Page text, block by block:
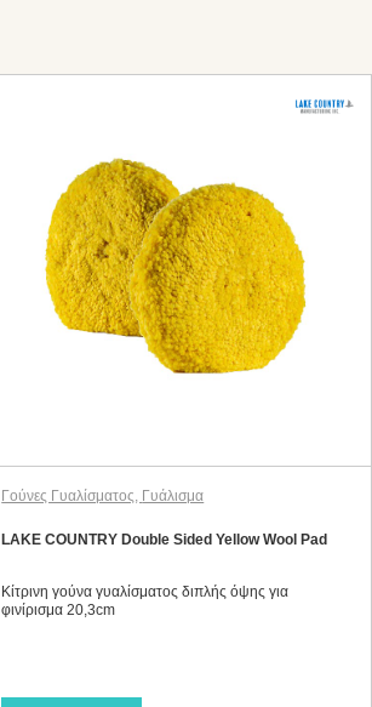
Γούνες Γυαλίσματος, Γυάλισμα
LAKE COUNTRY Double Sided Yellow Wool Pad
Κίτρινη γούνα γυαλίσματος διπλής όψης για
φινίρισμα 20,3cm